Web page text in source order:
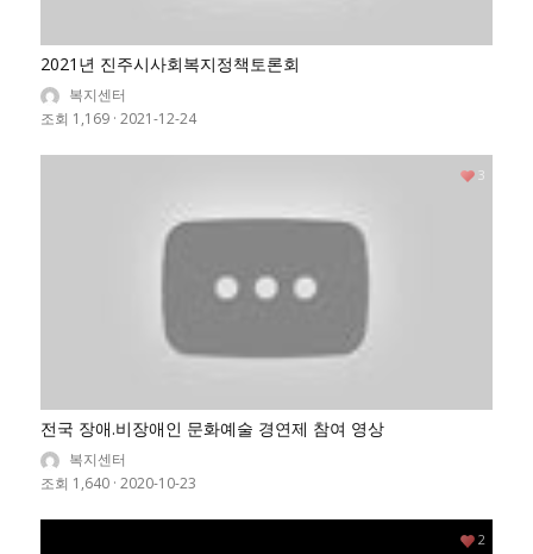
2021년 진주시사회복지정책토론회
복지센터
조회 1,169 · 2021-12-24
전국 장애.비장애인 문화예술 경연제 참여 영상
복지센터
조회 1,640 · 2020-10-23
3
2